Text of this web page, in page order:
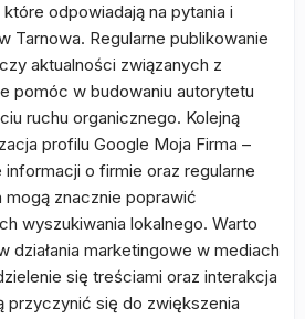
odpowiadają na pytania i
Tarnowa. Regularne publikowanie
aktualności związanych z
pomóc w budowaniu autorytetu
ruchu organicznego. Kolejną
profilu Google Moja Firma –
informacji o firmie oraz regularne
mogą znacznie poprawić
wyszukiwania lokalnego. Warto
działania marketingowe w mediach
się treściami oraz interakcja
przyczynić się do zwiększenia